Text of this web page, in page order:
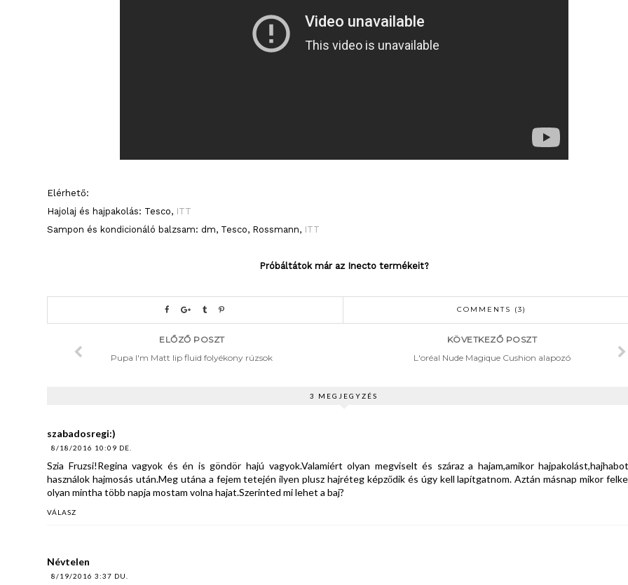
Elérhető:
Hajolaj és hajpakolás: Tesco, ITT
Sampon és kondicionáló balzsam: dm, Tesco, Rossmann, ITT
Próbáltátok már az Inecto termékeit?
COMMENTS (3)
KÖVETKEZŐ POSZT
L'oréal Nude Magique Cushion alapozó
ELŐZŐ POSZT
Pupa I'm Matt lip fluid folyékony rúzsok
3 MEGJEGYZÉS
szabadosregi:)
8/18/2016 10:09 DE.
Szia Fruzsi!Regina vagyok és én is göndör hajú vagyok.Valamiért olyan megviselt és száraz a hajam,amikor
használok hajmosás után.Meg utána a fejem tetején ilyen plusz hajréteg képződik és úgy kell lapítgatnom. Aztán másnap mikor
olyan mintha több napja mostam volna hajat.Szerinted mi lehet a baj?
VÁLASZ
Névtelen
8/19/2016 3:37 DU.